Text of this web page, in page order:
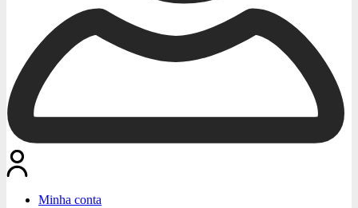
Minha conta